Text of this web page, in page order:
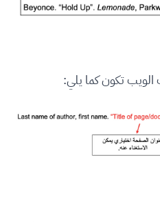
تكون كما يلي: